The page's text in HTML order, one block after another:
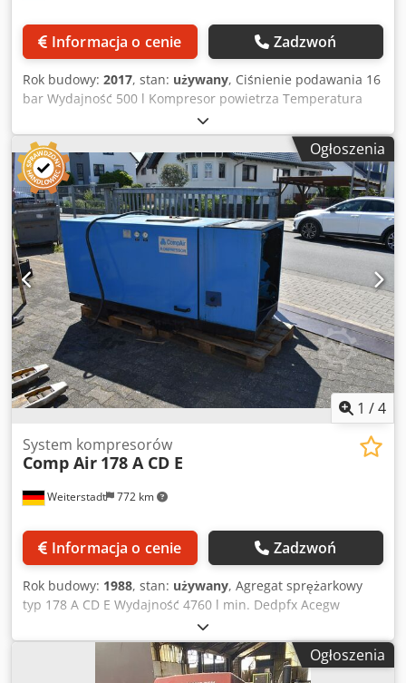
Informacja o cenie Zadzwoń
Rok budowy: 2017, stan: używany, Ciśnienie podawania 16
bar Wydajność 500 l Kompresor powietrza Temperatura
pracy: min. 10°C, maks. 50°C Dane techniczne pochodzą od
producenta lub operatora i są dla nas niewiążące.
Sprzedaż pośrednia zastrzeżona; obowiązują wyłącznie
nasze ogólne warunki handlowe i sprzedaży. O nas:
posiadamy ponad 400 własnych maszyn na magazynie
ponad 15 000 m² powierzchni magazynowej, udźwig
suwnic do 70 t Dkjdpfxezawh Ds Acnsr ponad 10 000
artykułów akcesoryjnych do Twojego warsztatu Chcesz
sprzedać maszyny, linie produkcyjne lub cały zakład?
Skontaktuj się z nami. Więcej ofert znajdziesz na naszej
stronie internetowej. Oględziny możliwe po wcześniejszym
uzgodnieniu. Czekamy na Twoją wizytę. Zespół Markus
Hirsch
Ogłoszenia
1 /4
Weiterstadt 772 km
System kompresorów
Comp Air 178 A CD E
Informacja o cenie Zadzwoń
Rok budowy: 1988, stan: używany, Agregat sprężarkowy
typ 178 A CD E Wydajność 4760 l min. Dedpfx Acegw
Dqpenjkr Ciśnienie robocze 9 bar KW 30
Ogłoszenia